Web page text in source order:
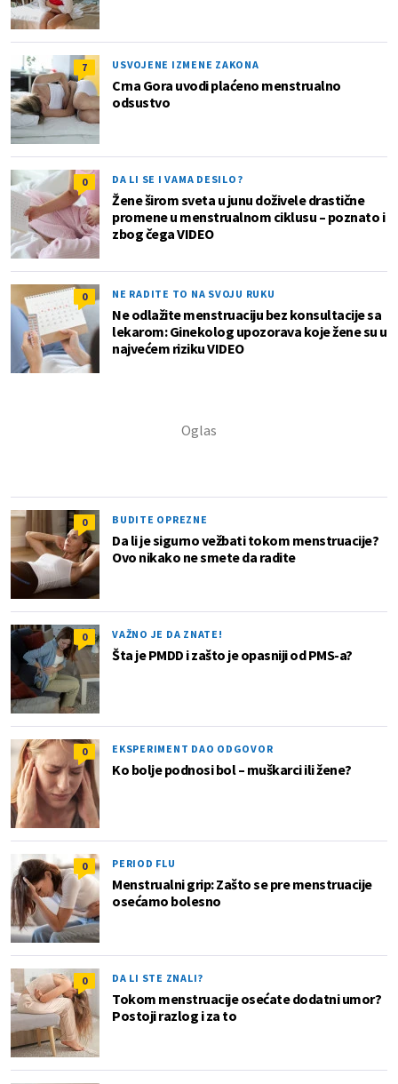
7 USVOJENE IZMENE ZAKONA
Crna Gora uvodi plaćeno menstrualno
odsustvo
0 DA LI SE I VAMA DESILO?
Žene širom sveta u junu doživele drastične
promene u menstrualnom ciklusu – poznato i
zbog čega VIDEO
0 NE RADITE TO NA SVOJU RUKU
Ne odlažite menstruaciju bez konsultacije sa
lekarom: Ginekolog upozorava koje žene su u
najvećem riziku VIDEO
0 BUDITE OPREZNE
Da li je sigurno vežbati tokom menstruacije?
Ovo nikako ne smete da radite
0 VAŽNO JE DA ZNATE!
Šta je PMDD i zašto je opasniji od PMS-a?
0 EKSPERIMENT DAO ODGOVOR
Ko bolje podnosi bol – muškarci ili žene?
0 PERIOD FLU
Menstrualni grip: Zašto se pre menstruacije
osećamo bolesno
0 DA LI STE ZNALI?
Tokom menstruacije osećate dodatni umor?
Postoji razlog i za to